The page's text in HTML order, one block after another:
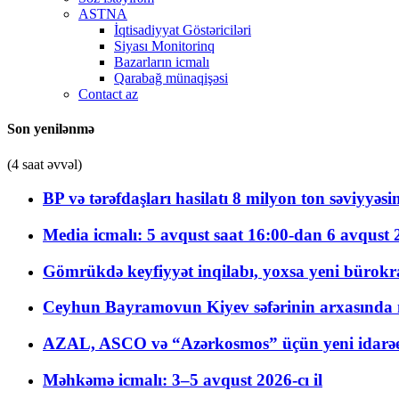
ASTNA
İqtisadiyyat Göstəriciləri
Siyası Monitorinq
Bazarların icmalı
Qarabağ münaqişəsi
Contact az
Son yenilənmə
(4 saat əvvəl)
BP və tərəfdaşları hasilatı 8 milyon ton
Media icmalı: 5 avqust saat 16:00-dan 6 avqust
Gömrükdə keyfiyyət inqilabı, yoxsa yeni
Ceyhun Bayramovun Kiyev səfərinin arxasında
AZAL, ASCO və “Azərkosmos” üçün yeni
Məhkəmə icmalı: 3–5 avqust 2026-cı il